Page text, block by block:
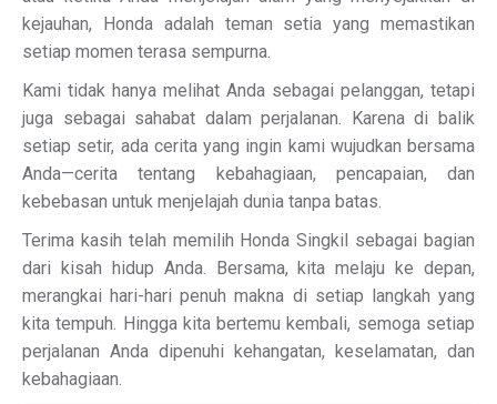
kejauhan, Honda adalah teman setia yang memastikan
setiap momen terasa sempurna.
Kami tidak hanya melihat Anda sebagai pelanggan, tetapi
juga sebagai sahabat dalam perjalanan. Karena di balik
setiap setir, ada cerita yang ingin kami wujudkan bersama
Anda—cerita tentang kebahagiaan, pencapaian, dan
kebebasan untuk menjelajah dunia tanpa batas.
Terima kasih telah memilih Honda Singkil sebagai bagian
dari kisah hidup Anda. Bersama, kita melaju ke depan,
merangkai hari-hari penuh makna di setiap langkah yang
kita tempuh. Hingga kita bertemu kembali, semoga setiap
perjalanan Anda dipenuhi kehangatan, keselamatan, dan
kebahagiaan.